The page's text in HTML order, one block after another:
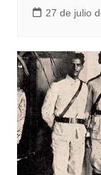
27 de julio